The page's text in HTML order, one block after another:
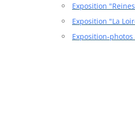
Exposition
Exposition "La
Exposition-